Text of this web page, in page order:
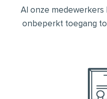
Al onze
onbeperkt toegang